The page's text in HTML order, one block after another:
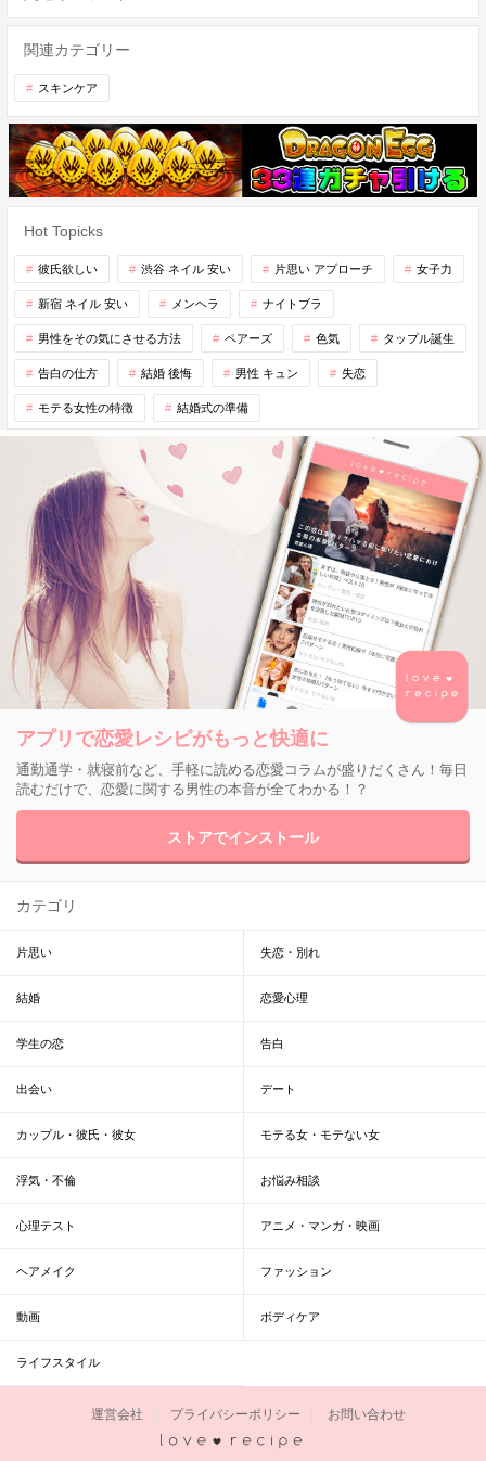
関連カテゴリー
スキンケア
Hot Topicks
彼氏欲しい 渋谷 ネイル 安い 片思い アプローチ 女子力
新宿 ネイル 安い メンヘラ ナイトブラ
男性をその気にさせる方法 ペアーズ 色気 タップル誕生
告白の仕方 結婚 後悔 男性 キュン 失恋
モテる女性の特徴 結婚式の準備
アプリで恋愛レシピがもっと快適に
通勤通学・就寝前など、手軽に読める恋愛コラムが盛りだくさん！毎日
読むだけで、恋愛に関する男性の本音が全てわかる！？
ストアでインストール
カテゴリ
片思い 失恋・別れ
結婚 恋愛心理
学生の恋 告白
出会い デート
カップル・彼氏・彼女 モテる女・モテない女
浮気・不倫 お悩み相談
心理テスト アニメ・マンガ・映画
ヘアメイク ファッション
動画 ボディケア
ライフスタイル
運営会社 プライバシーポリシー お問い合わせ